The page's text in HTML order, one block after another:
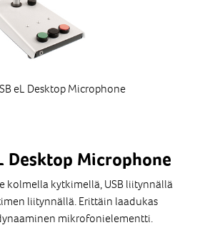
eL Desktop Microphone
Desktop Microphone
kolmella kytkimellä, USB liitynnällä
liitynnällä. Erittäin laadukas
mikrofonielementti.